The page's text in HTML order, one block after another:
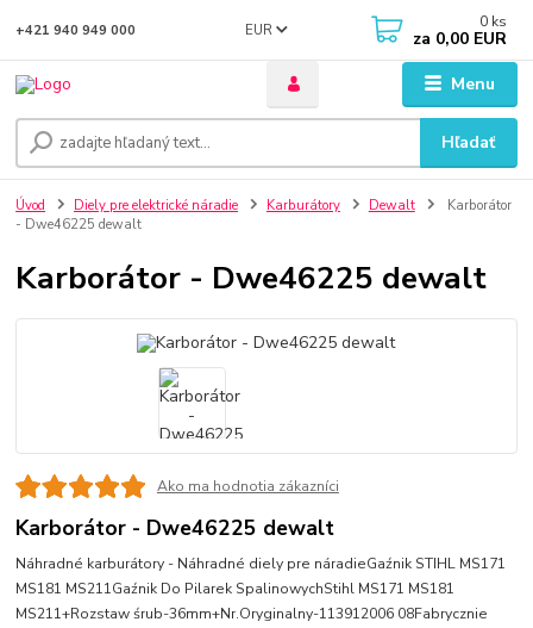
Menu
EUR
Hľadať
+421 940 949 000 0 ks
za 0,00 EUR
Úvod Diely pre elektrické náradie Karburátory Dewalt
Karborátor
- Dwe46225 dewalt
Karborátor - Dwe46225 dewalt
Ako ma hodnotia zákazníci
Karborátor - Dwe46225 dewalt
Náhradné karburátory - Náhradné diely pre náradieGaźnik STIHL MS171
MS181 MS211Gaźnik Do Pilarek SpalinowychStihl MS171 MS181
MS211+Rozstaw śrub-36mm+Nr.Oryginalny-113912006 08Fabrycznie